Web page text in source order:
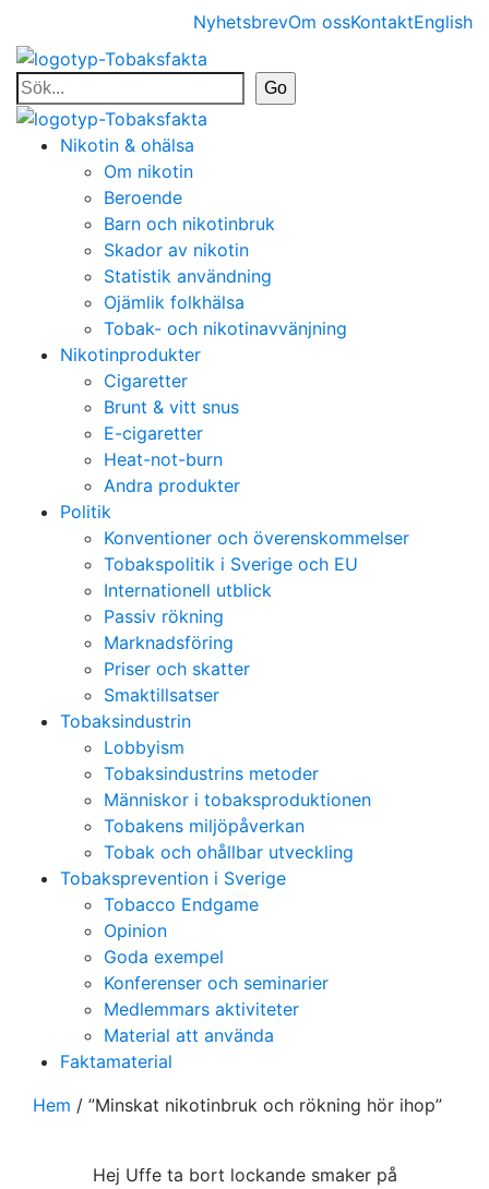
NyhetsbrevOm ossKontaktEnglish
Nikotin & ohälsa
Om nikotin
Beroende
Barn och nikotinbruk
Skador av nikotin
Statistik användning
Ojämlik folkhälsa
Tobak- och nikotinavvänjning
Nikotinprodukter
Cigaretter
Brunt & vitt snus
E-cigaretter
Heat-not-burn
Andra produkter
Politik
Konventioner och överenskommelser
Tobakspolitik i Sverige och EU
Internationell utblick
Passiv rökning
Marknadsföring
Priser och skatter
Smaktillsatser
Tobaksindustrin
Lobbyism
Tobaksindustrins metoder
Människor i tobaksproduktionen
Tobakens miljöpåverkan
Tobak och ohållbar utveckling
Tobaksprevention i Sverige
Tobacco Endgame
Opinion
Goda exempel
Konferenser och seminarier
Medlemmars aktiviteter
Material att använda
Faktamaterial
Hem / ”Minskat nikotinbruk och rökning hör ihop”
Hej Uffe ta bort lockande smaker på